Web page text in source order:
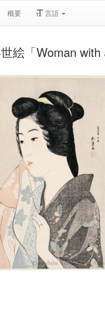
概要 言語
絵「Woman with